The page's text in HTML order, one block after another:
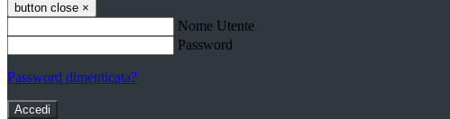
button close ×
Nome Utente
Password
Password dimenticata?